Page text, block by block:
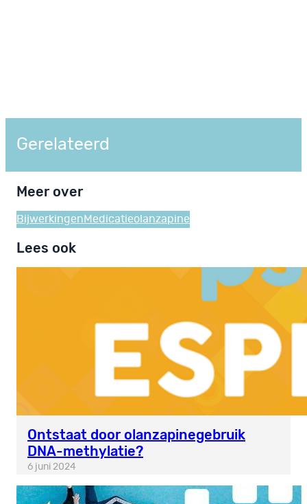
Gerelateerd
Meer over
Bijwerkingen Medicatieolanzapine
Lees ook
Ontstaat door olanzapinegebruik
DNA-methylatie?
6 juni 2024